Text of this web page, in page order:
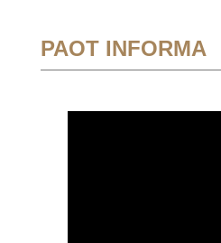
PAOT INFORMA